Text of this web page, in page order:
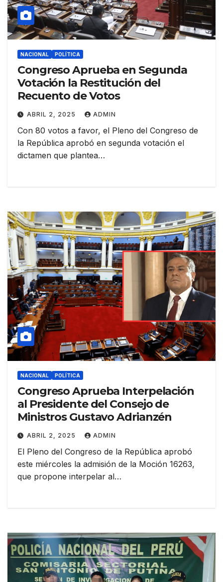
NACIONAL POLÍTICA
Congreso Aprueba en Segunda
Votación la Restitución del
Recuento de Votos
ABRIL 2, 2025 ADMIN
Con 80 votos a favor, el Pleno del Congreso de
la República aprobó en segunda votación el
dictamen que plantea…
NACIONAL POLÍTICA
Congreso Aprueba Interpelación
al Presidente del Consejo de
Ministros Gustavo Adrianzén
ABRIL 2, 2025 ADMIN
El Pleno del Congreso de la República aprobó
este miércoles la admisión de la Moción 16263,
que propone interpelar al…